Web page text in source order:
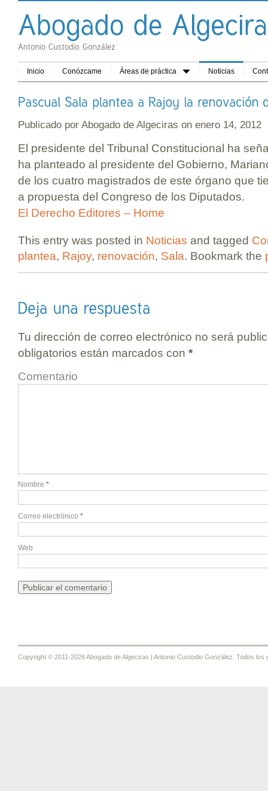
Inicio Conózcame Áreas de práctica Noticias
Publicado por Abogado de Algeciras on enero 14,
El presidente del Tribunal Constitucional ha
ha planteado al presidente del Gobierno,
de los cuatro magistrados de este órgano que
a propuesta del Congreso de los Diputados.
El Derecho Editores – Home
This entry was posted in Noticias and tagged
plantea, Rajoy, renovación, Sala. Bookmark the
Tu dirección de correo electrónico no será
obligatorios están marcados con *
Comentario
Nombre *
Correo electrónico *
Web
Copyright © 2011-2026 Abogado de Algeciras | Antonio Custodio González. Todos